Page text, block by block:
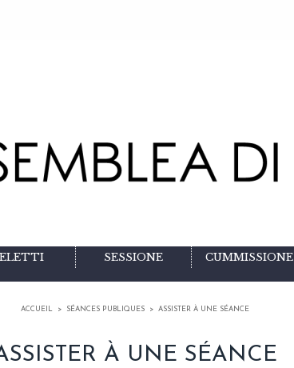
SESSIONE CUMMISSIONE
ACCUEIL > SÉANCES PUBLIQUES > ASSISTER À UNE SÉANCE
À UNE SÉANCE